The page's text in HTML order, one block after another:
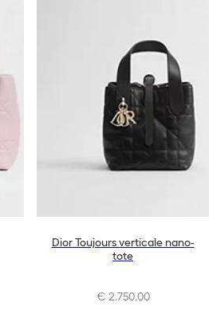
Dior Toujours verticale nano-
tote
€ 2.750,00